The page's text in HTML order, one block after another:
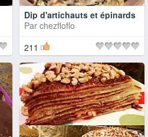
Dip d'artichauts et épinards
Par chezfloflo
211